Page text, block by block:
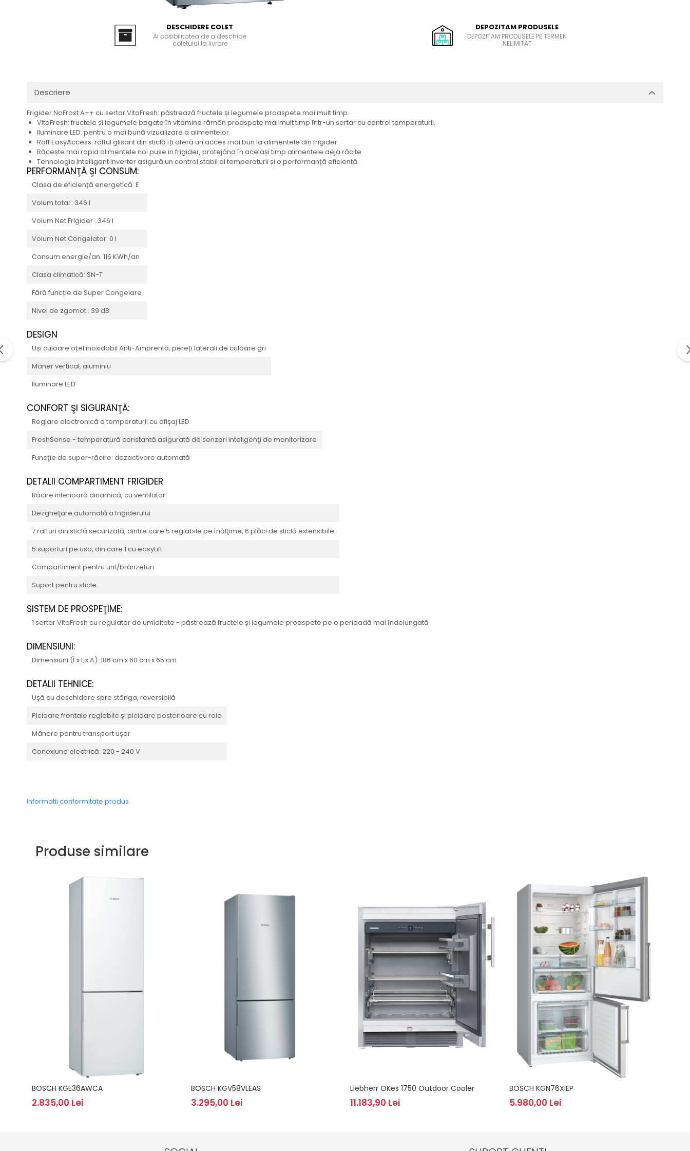
DESCHIDERE COLET
Ai posibilitatea de a deschide
coletului la livrare
DEPOZITAM PRODUSELE
DEPOZITAM PRODUSELE PE TERMEN
NELIMITAT
Descriere
Frigider NoFrost A++ cu sertar VitaFresh: păstrează fructele și legumele proaspete mai mult timp.
VitaFresh: fructele și legumele bogate în vitamine rămân proaspete mai mult timp într-un sertar cu control temperaturii.
Iluminare LED: pentru o mai bună vizualizare a alimentelor.
Raft EasyAccess: raftul glisant din sticlă îți oferă un acces mai bun la alimentele din frigider.
Răcește mai rapid alimentele noi puse in frigider, protejând în același timp alimentele deja răcite
Tehnologia Intelligent Inverter asigură un control stabil al temperaturii și o performanță eficientă.
PERFORMANŢĂ ŞI CONSUM:
Clasa de eficiență energetică: E
Volum total : 346 l
Volum Net Frigider : 346 l
Volum Net Congelator: 0 l
Consum energie/an: 116 KWh/an
Clasa climatică: SN-T
Fără funcție de Super Congelare
Nivel de zgomot : 39 dB
DESIGN
Uși culoare oțel inoxidabil Anti-Amprentă, pereți laterali de culoare gri
Mâner vertical, aluminiu
Iluminare LED
CONFORT ŞI SIGURANŢĂ:
Reglare electronică a temperaturii cu afişaj LED
FreshSense - temperatură constantă asigurată de senzori inteligenţi de monitorizare
Funcţie de super-răcire: dezactivare automată
DETALII COMPARTIMENT FRIGIDER
Răcire interioară dinamică, cu ventilator
Dezgheţare automată a frigiderului
7 rafturi din sticlă securizată, dintre care 5 reglabile pe înălţime, 6 plăci de sticlă extensibile
5 suporturi pe usa, din care 1 cu easyLift
Compartiment pentru unt/brânzeturi
Suport pentru sticle
SISTEM DE PROSPEŢIME:
1 sertar VitaFresh cu regulator de umiditate - păstrează fructele și legumele proaspete pe o perioadă mai îndelungată
DIMENSIUNI:
Dimensiuni (Î x L x A): 186 cm x 60 cm x 65 cm
DETALII TEHNICE:
Uşă cu deschidere spre stânga, reversibilă
Picioare frontale reglabile şi picioare posterioare cu role
Mânere pentru transport uşor
Conexiune electrică: 220 - 240 V
Informatii conformitate produs
Produse similare
BOSCH KGE36AWCA
2.835,00 Lei
BOSCH KGV58VLEAS
3.295,00 Lei
Liebherr OKes 1750 Outdoor Cooler
11.183,90 Lei
BOSCH KGN76XIEP
5.980,00 Lei